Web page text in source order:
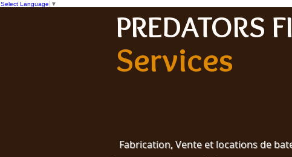
Select Language ▼
PREDATORS
Services
Fabrication, Vente et locations de